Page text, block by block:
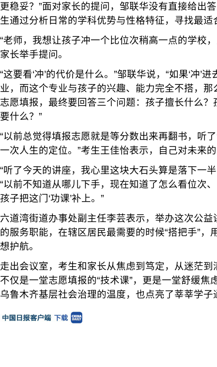
更稳妥？”面对家长的提问，邹联华没有直接给出
生通过分析日常的学科优势与性格特征，寻找最适
“老师，我想让孩子冲一个比位次稍高一点的学校
家长举手提问。
“这要看‘冲’的代价是什么。”邹联华说，“如果‘冲’
业，而这个专业与孩子的兴趣、能力完全不搭，那
志愿填报，最终要回答三个问题：孩子擅长什么
要什么？”
“以前总觉得填报志愿就是等分数出来再翻书，听
一次人生的定位。”考生王佳怡表示，自己对未来
“听了今天的讲座，我心里这块大石头算是落下一
“以前不知道从哪儿下手，现在知道了怎么看位次
孩子把这门‘功课’补上。”
六道湾街道办事处副主任李芸表示，举办这次公
的服务职能，在辖区居民最需要的时候“搭把手”，
想护航。
走出会议室，考生和家长从焦虑到笃定，从迷茫
不仅是一堂志愿填报的“技术课”，更是一堂舒缓焦
乌鲁木齐基层社会治理的温度，也点亮了莘莘学